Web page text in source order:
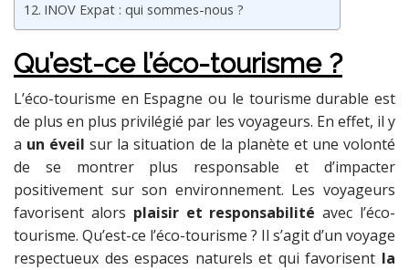
INOV Expat : qui sommes-nous ?
Qu’est-ce l’éco-tourisme ?
L’éco-tourisme en Espagne ou le tourisme durable est
de plus en plus privilégié par les voyageurs. En effet, il y
a un éveil sur la situation de la planète et une volonté
de se montrer plus responsable et d’impacter
positivement sur son environnement. Les voyageurs
favorisent alors plaisir et responsabilité avec l’éco-
tourisme. Qu’est-ce l’éco-tourisme ? Il s’agit d’un voyage
respectueux des espaces naturels et qui favorisent la